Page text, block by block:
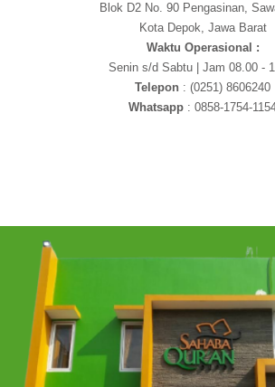
Blok D2 No. 90 Pengasinan,
Kota Depok, Jawa Barat
Waktu Operasional :
Senin s/d Sabtu | Jam 08.00 -
Telepon : (0251) 8606240
Whatsapp : 0858-1754-